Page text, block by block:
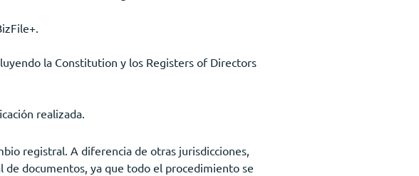
la Constitution y los Registers of Directors
realizada.
registral. A diferencia de otras jurisdicciones,
documentos, ya que todo el procedimiento se